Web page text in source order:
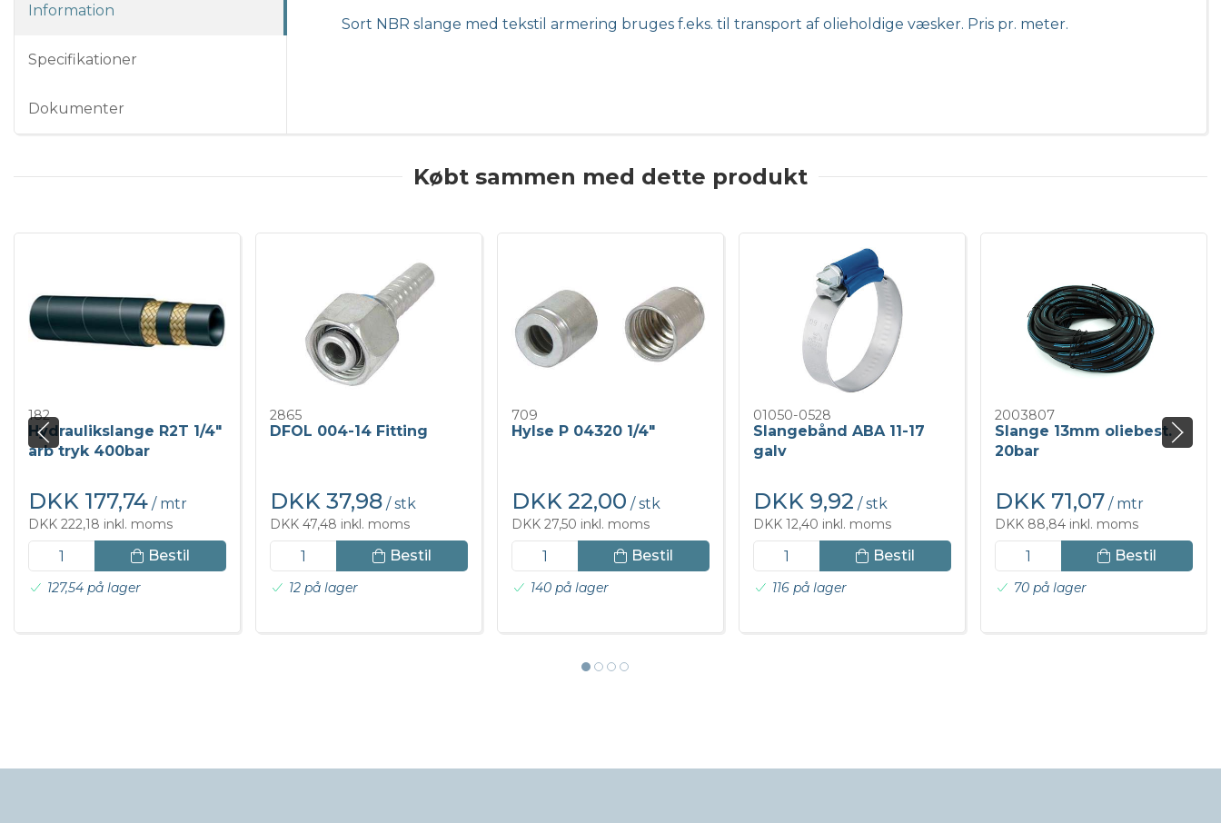
Information
Specifikationer
Dokumenter
Sort NBR slange med tekstil armering bruges f.eks. til transport af olieholdige væsker. Pris pr. meter.
Købt sammen med dette produkt
182
Hydraulikslange R2T 1/4"
arb tryk 400bar
DKK 177,74 / mtr
DKK 222,18 inkl. moms
Bestil
127,54 på lager
2865
DFOL 004-14 Fitting
DKK 37,98 / stk
DKK 47,48 inkl. moms
Bestil
12 på lager
709
Hylse P 04320 1/4"
DKK 22,00 / stk
DKK 27,50 inkl. moms
Bestil
140 på lager
01050-0528
Slangebånd ABA 11-17
galv
DKK 9,92 / stk
DKK 12,40 inkl. moms
Bestil
116 på lager
2003807
Slange 13mm oliebest.
20bar
DKK 71,07 / mtr
DKK 88,84 inkl. moms
Bestil
70 på lager